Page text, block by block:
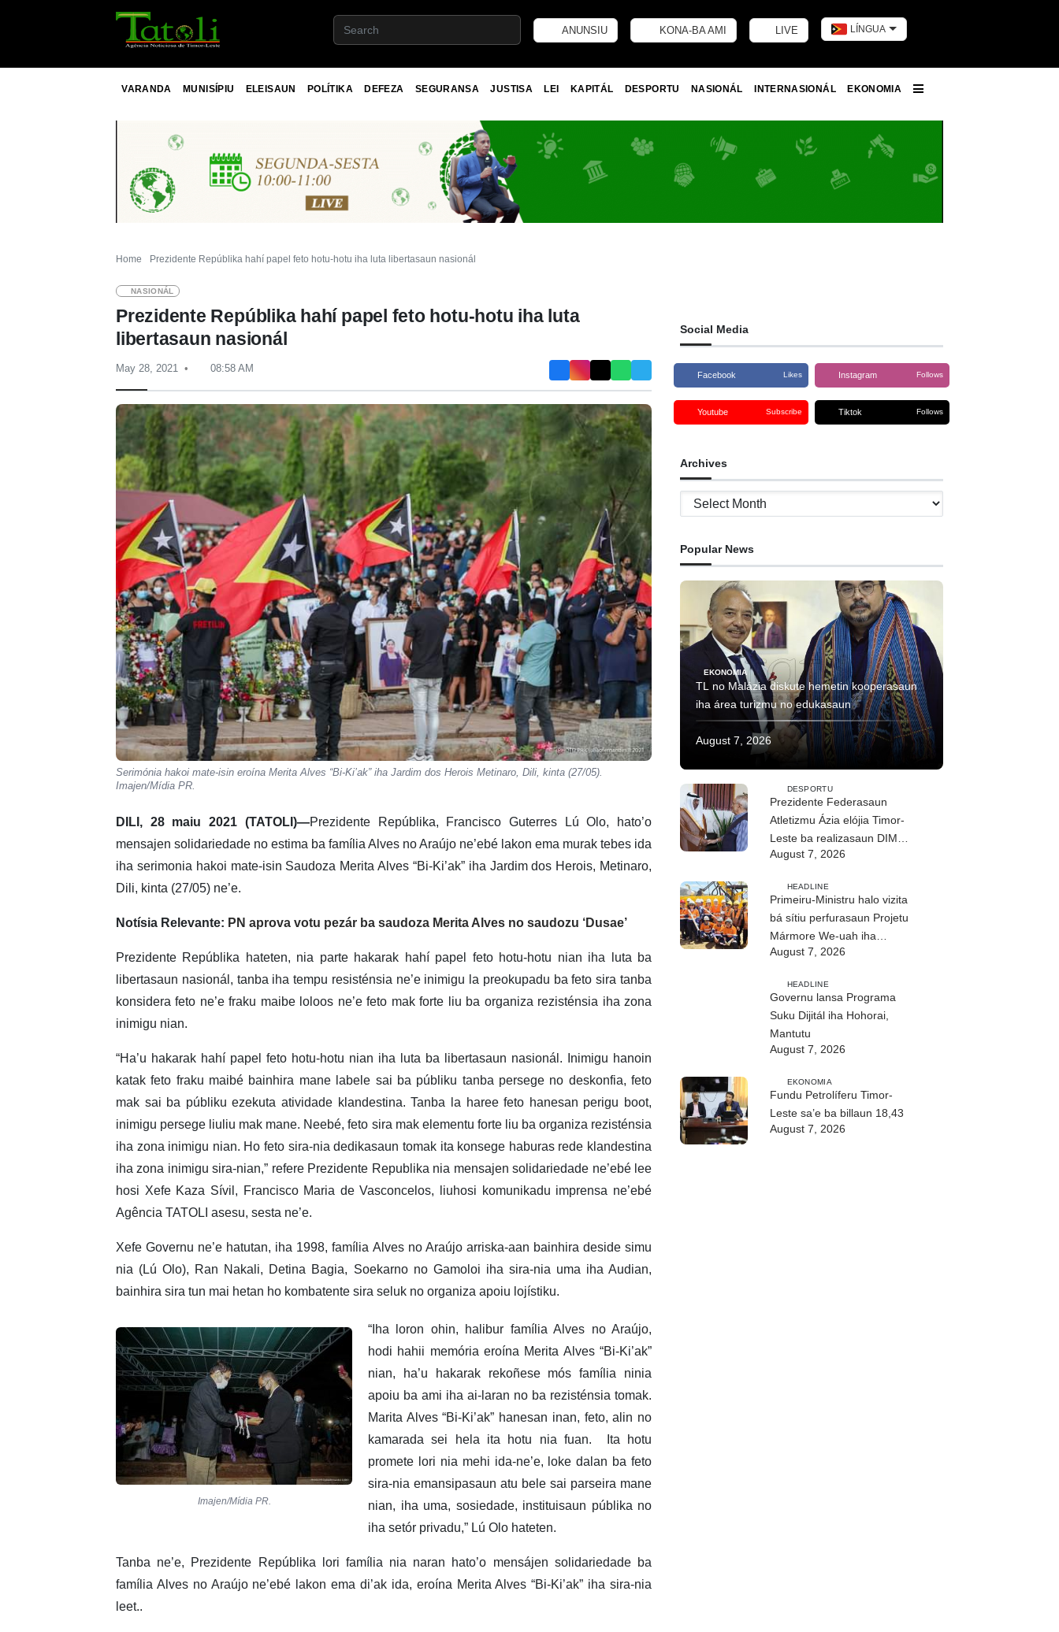
ANUNSIU KONA-BA AMI LIVE LÍNGUA
VARANDA MUNISÍPIU ELEISAUN POLÍTIKA DEFEZA SEGURANSA JUSTISA LEI KAPITÁL DESPORTU NASIONÁL INTERNASIONÁL
EKONOMIA
Home Prezidente Repúblika hahí papel feto hotu-hotu iha luta libertasaun nasionál
NASIONÁL
Prezidente Repúblika hahí papel feto hotu-hotu iha luta
libertasaun nasionál
May 28, 2021 08:58 AM
Serimónia hakoi mate-isin eroína Merita Alves “Bi-Ki’ak” iha Jardim dos Herois Metinaro, Dili, kinta (27/05).
Imajen/Mídia PR.
DILI, 28 maiu 2021 (TATOLI)—Prezidente Repúblika, Francisco Guterres Lú Olo, hato’o
mensajen solidariedade no estima ba família Alves no Araújo ne’ebé lakon ema murak tebes ida
iha serimonia hakoi mate-isin Saudoza Merita Alves “Bi-Ki’ak” iha Jardim dos Herois, Metinaro,
Dili, kinta (27/05) ne’e.
Notísia Relevante: PN aprova votu pezár ba saudoza Merita Alves no saudozu ‘Dusae’
Prezidente Repúblika hateten, nia parte hakarak hahí papel feto hotu-hotu nian iha luta ba
libertasaun nasionál, tanba iha tempu resisténsia ne’e inimigu la preokupadu ba feto sira tanba
konsidera feto ne’e fraku maibe loloos ne’e feto mak forte liu ba organiza rezisténsia iha zona
inimigu nian.
“Ha’u hakarak hahí papel feto hotu-hotu nian iha luta ba libertasaun nasionál. Inimigu hanoin
katak feto fraku maibé bainhira mane labele sai ba públiku tanba persege no deskonfia, feto
mak sai ba públiku ezekuta atividade klandestina. Tanba la haree feto hanesan perigu boot,
inimigu persege liuliu mak mane. Neebé, feto sira mak elementu forte liu ba organiza rezisténsia
iha zona inimigu nian. Ho feto sira-nia dedikasaun tomak ita konsege haburas rede klandestina
iha zona inimigu sira-nian,” refere Prezidente Republika nia mensajen solidariedade ne’ebé lee
hosi Xefe Kaza Sívil, Francisco Maria de Vasconcelos, liuhosi komunikadu imprensa ne’ebé
Agência TATOLI asesu, sesta ne’e.
Xefe Governu ne’e hatutan, iha 1998, família Alves no Araújo arriska-aan bainhira deside simu
nia (Lú Olo), Ran Nakali, Detina Bagia, Soekarno no Gamoloi iha sira-nia uma iha Audian,
bainhira sira tun mai hetan ho kombatente sira seluk no organiza apoiu lojístiku.
Imajen/Mídia PR.
“Iha loron ohin, halibur família Alves no Araújo,
hodi hahii memória eroína Merita Alves “Bi-Ki’ak”
nian, ha’u hakarak rekoñese mós família ninia
apoiu ba ami iha ai-laran no ba rezisténsia tomak.
Marita Alves “Bi-Ki’ak” hanesan inan, feto, alin no
kamarada sei hela ita hotu nia fuan. Ita hotu
promete lori nia mehi ida-ne’e, loke dalan ba feto
sira-nia emansipasaun atu bele sai parseira mane
nian, iha uma, sosiedade, instituisaun públika no
iha setór privadu,” Lú Olo hateten.
Tanba ne’e, Prezidente Repúblika lori família nia naran hato’o mensájen solidariedade ba
família Alves no Araújo ne’ebé lakon ema di’ak ida, eroína Merita Alves “Bi-Ki’ak” iha sira-nia
leet..
Social Media
Facebook Likes Instagram Follows
Youtube Subscribe Tiktok Follows
Archives
Archives
Popular News
EKONOMIA
TL no Malázia diskute hemetin kooperasaun
iha área turizmu no edukasaun
August 7, 2026
DESPORTU
Prezidente Federasaun
Atletizmu Ázia elójia Timor-
Leste ba realizasaun DIM
2026
August 7, 2026
HEADLINE
Primeiru-Ministru halo vizita
bá sítiu perfurasaun Projetu
Mármore We-uah iha
Ilimanu
August 7, 2026
HEADLINE
Governu lansa Programa
Suku Dijitál iha Hohorai,
Mantutu
August 7, 2026
EKONOMIA
Fundu Petrolíferu Timor-
Leste sa’e ba billaun 18,43
August 7, 2026